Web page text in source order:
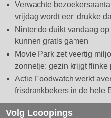
Verwachte
vrijdag wordt een drukke
Nintendo duikt vandaag
kunnen gratis gamen
Movie Park zet veertig
zonnetje: gezin krijgt flinke
Actie Foodwatch werkt
frisdrankbekers in de hele
Volg Looopings